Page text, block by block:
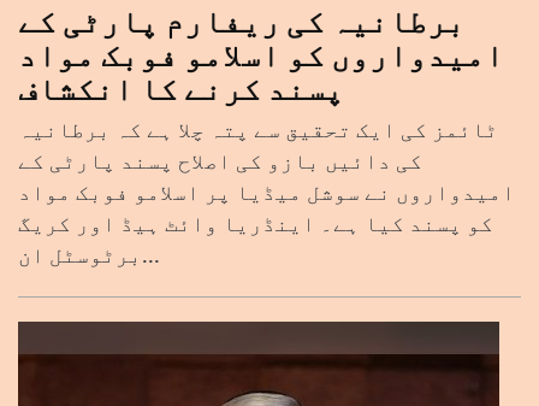
برطانیہ کی ریفارم پارٹی کے
امیدواروں کو اسلامو فوبک مواد
پسند کرنے کا انکشاف
ٹائمز کی ایک تحقیق سے پتہ چلا ہے کہ برطانیہ
کی دائیں بازو کی اصلاح پسند پارٹی کے
امیدواروں نے سوشل میڈیا پر اسلامو فوبک مواد
کو پسند کیا ہے۔ اینڈریا وائٹ ہیڈ اور کریگ
برٹوسٹل ان...